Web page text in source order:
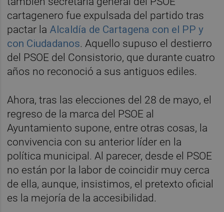
cartagenero fue expulsada del partido tras
pactar la Alcaldía de Cartagena con el PP y
con Ciudadanos. Aquello supuso el destierro
del PSOE del Consistorio, que durante cuatro
años no reconoció a sus antiguos ediles.
Ahora, tras las elecciones del 28 de mayo, el
regreso de la marca del PSOE al
Ayuntamiento supone, entre otras cosas, la
convivencia con su anterior líder en la
política municipal. Al parecer, desde el PSOE
no están por la labor de coincidir muy cerca
de ella, aunque, insistimos, el pretexto oficial
es la mejoría de la accesibilidad.